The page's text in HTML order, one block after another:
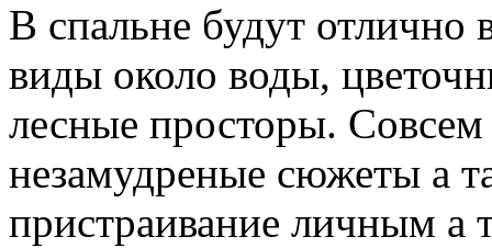
В спальне будут отлично
виды около воды,
лесные просторы.
незамудреные сюжеты а
пристраивание личным а